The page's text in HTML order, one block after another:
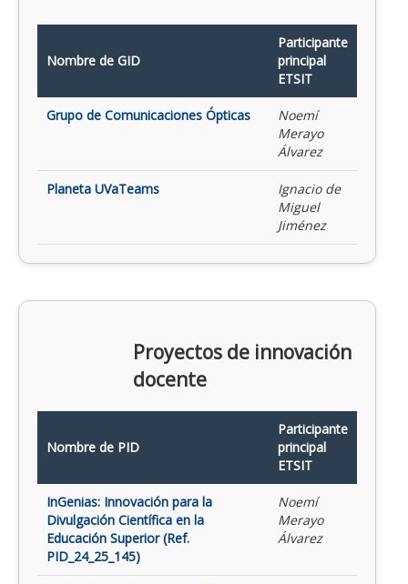
Nombre de GID
Participante
principal
ETSIT
Grupo de Comunicaciones Ópticas
Noemí
Merayo
Álvarez
Planeta UVaTeams
Ignacio de
Miguel
Jiménez
Proyectos de innovación
docente
Nombre de PID
Participante
principal
ETSIT
InGenias: Innovación para la
Divulgación Científica en la
Educación Superior (Ref.
PID_24_25_145)
Noemí
Merayo
Álvarez